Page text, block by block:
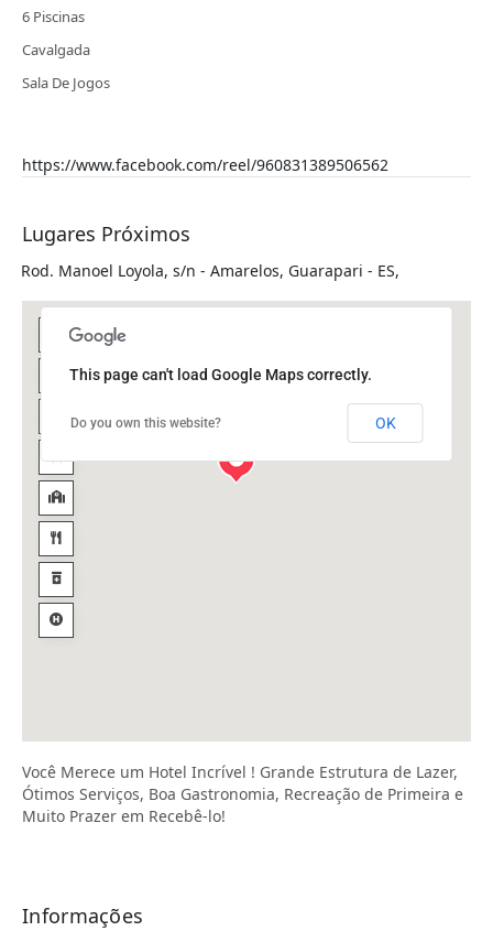
6 Piscinas
Cavalgada
Sala De Jogos
https://www.facebook.com/reel/960831389506562
Lugares Próximos
Rod. Manoel Loyola, s/n - Amarelos, Guarapari - ES,
This page can't load Google Maps correctly.
Do you own this website? OK
Você Merece um Hotel Incrível ! Grande Estrutura de Lazer,
Ótimos Serviços, Boa Gastronomia, Recreação de Primeira e
Muito Prazer em Recebê-lo!
Informações